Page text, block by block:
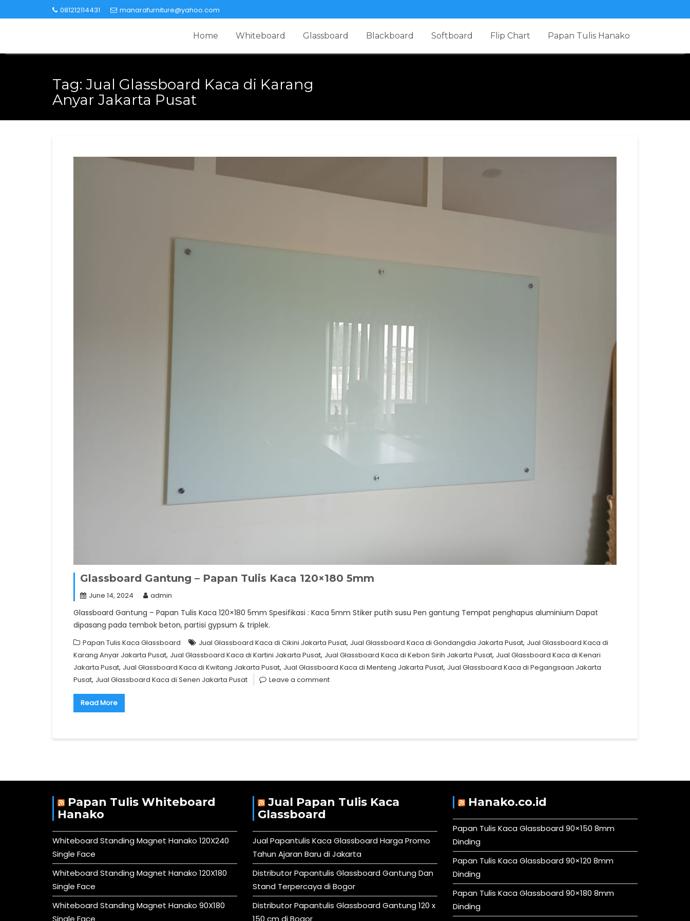
to
081212114431 manarafurniture@yahoo.com
Home Whiteboard Glassboard Blackboard Softboard Flip Chart Papan Tulis Hanako
Tag: Jual Glassboard Kaca di Karang
Anyar Jakarta Pusat
Glassboard Gantung – Papan Tulis Kaca 120×180 5mm
June 14, 2024 admin
Glassboard Gantung – Papan Tulis Kaca 120×180 5mm Spesifikasi : Kaca 5mm Stiker putih susu Pen gantung Tempat penghapus aluminium Dapat
dipasang pada tembok beton, partisi gypsum & triplek.
Papan Tulis Kaca Glassboard Jual Glassboard Kaca di Cikini Jakarta Pusat, Jual Glassboard Kaca di Gondangdia Jakarta Pusat, Jual Glassboard Kaca di
Karang Anyar Jakarta Pusat, Jual Glassboard Kaca di Kartini Jakarta Pusat, Jual Glassboard Kaca di Kebon Sirih Jakarta Pusat, Jual Glassboard Kaca di Kenari
Jakarta Pusat, Jual Glassboard Kaca di Kwitang Jakarta Pusat, Jual Glassboard Kaca di Menteng Jakarta Pusat, Jual Glassboard Kaca di Pegangsaan Jakarta
Pusat, Jual Glassboard Kaca di Senen Jakarta Pusat Leave a comment
Read More
Papan Tulis Whiteboard
Hanako
Whiteboard Standing Magnet Hanako 120X240
Single Face
Whiteboard Standing Magnet Hanako 120X180
Single Face
Whiteboard Standing Magnet Hanako 90X180
Single Face
Jual Papan Tulis Kaca
Glassboard
Jual Papantulis Kaca Glassboard Harga Promo
Tahun Ajaran Baru di Jakarta
Distributor Papantulis Glassboard Gantung Dan
Stand Terpercaya di Bogor
Distributor Papantulis Glassboard Gantung 120 x
150 cm di Bogor
Hanako.co.id
Papan Tulis Kaca Glassboard 90×150 8mm
Dinding
Papan Tulis Kaca Glassboard 90×120 8mm
Dinding
Papan Tulis Kaca Glassboard 90×180 8mm
Dinding